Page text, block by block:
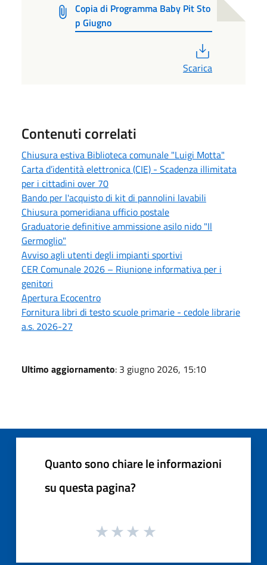
Copia di Programma Baby Pit Sto
p Giugno
Scarica
Contenuti correlati
Chiusura estiva Biblioteca comunale "Luigi Motta"
Carta d’identità elettronica (CIE) - Scadenza illimitata
per i cittadini over 70
Bando per l'acquisto di kit di pannolini lavabili
Chiusura pomeridiana ufficio postale
Graduatorie definitive ammissione asilo nido "Il
Germoglio"
Avviso agli utenti degli impianti sportivi
CER Comunale 2026 – Riunione informativa per i
genitori
Apertura Ecocentro
Fornitura libri di testo scuole primarie - cedole librarie
a.s. 2026-27
Ultimo aggiornamento: 3 giugno 2026, 15:10
Quanto sono chiare le informazioni
su questa pagina?